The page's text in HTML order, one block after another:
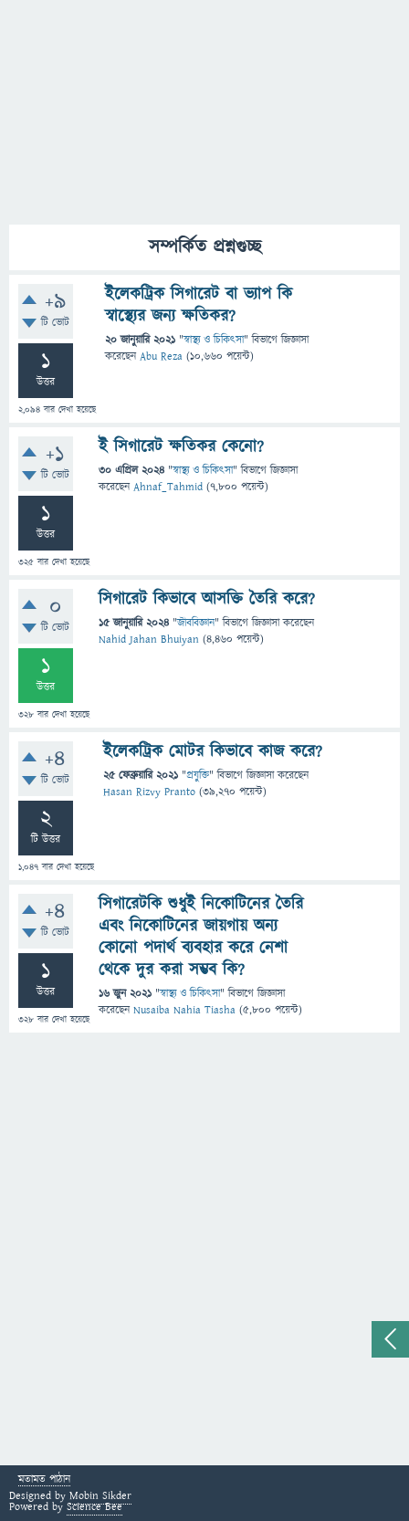
সম্পর্কিত প্রশ্নগুচ্ছ
+9
টি ভোট
1
উত্তর
2,094 বার দেখা হয়েছে
ইলেকট্রিক সিগারেট বা ভ্যাপ কি
স্বাস্থ্যের জন্য ক্ষতিকর?
20 জানুয়ারি 2021 "স্বাস্থ্য ও চিকিৎসা" বিভাগে জিজ্ঞাসা
করেছেনAbu Reza (10,660 পয়েন্ট)
+1
টি ভোট
1
উত্তর
325 বার দেখা হয়েছে
ই সিগারেট ক্ষতিকর কেনো?
30 এপ্রিল 2024 "স্বাস্থ্য ও চিকিৎসা" বিভাগে জিজ্ঞাসা
করেছেনAhnaf_Tahmid (7,800 পয়েন্ট)
0
টি ভোট
1
উত্তর
328 বার দেখা হয়েছে
সিগারেট কিভাবে আসক্তি তৈরি করে?
15 জানুয়ারি 2024 "জীববিজ্ঞান" বিভাগে জিজ্ঞাসাকরেছেন
Nahid Jahan Bhuiyan (4,460 পয়েন্ট)
+4
টি ভোট
2
টি উত্তর
1,047 বার দেখা হয়েছে
ইলেকট্রিক মোটর কিভাবে কাজ করে?
25 ফেব্রুয়ারি 2021 "প্রযুক্তি" বিভাগে জিজ্ঞাসাকরেছেন
Hasan Rizvy Pranto (39,270 পয়েন্ট)
+4
টি ভোট
1
উত্তর
328 বার দেখা হয়েছে
সিগারেটকি শুধুই নিকোটিনের তৈরি
এবং নিকোটিনের জায়গায় অন্য
কোনো পদার্থ ব্যবহার করে নেশা
থেকে দুর করা সম্ভব কি?
16 জুন 2021 "স্বাস্থ্য ও চিকিৎসা" বিভাগে জিজ্ঞাসা
করেছেনNusaiba Nahia Tiasha (5,800 পয়েন্ট)
মতামত পাঠান
Designed by Mobin Sikder
Powered by Science Bee